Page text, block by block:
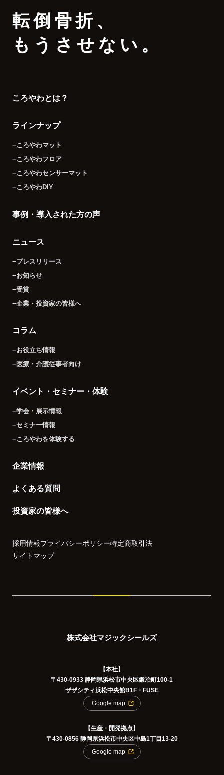
転倒骨折 、
もうさせない。
ころやわとは？
ラインナップ
−ころやわマット
−ころやわフロア
−ころやわセンサーマット
−ころやわDIY
事例・導入された方の声
ニュース
−プレスリリース
−お知らせ
−受賞
−企業・投資家の皆様へ
コラム
−お役立ち情報
−医療・介護従事者向け
イベント・セミナー・体験
−学会・展示情報
−セミナー情報
−ころやわを体験する
企業情報
よくある質問
投資家の皆様へ
採用情報プライバシーポリシー特定商取引法
サイトマップ
株式会社マジックシールズ
【本社】
〒430-0933 静岡県浜松市中央区鍛冶町100-1
ザザシティ浜松中央館B1F・FUSE
Google map
【生産・開発拠点】
〒430-0856 静岡県浜松市中央区中島1丁目13-20
Google map